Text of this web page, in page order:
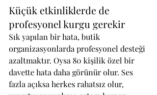
Küçük etkinliklerde de
profesyonel kurgu gerekir
Sık yapılan bir hata, butik
organizasyonlarda profesyonel desteği
azaltmaktır. Oysa 80 kişilik özel bir
davette hata daha görünür olur. Ses
fazla açıksa herkes rahatsız olur,